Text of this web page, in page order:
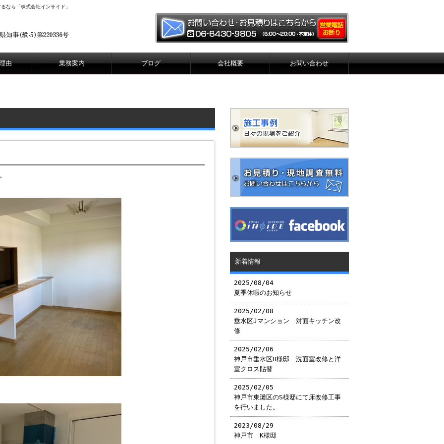
なら「株式会社インサイド」
由 業務案内 ブログ 会社概要 お問い合わせ
新着情報
2025/08/04
夏季休暇のお知らせ
2025/02/08
垂水区Jマンション 対面キッチン改
修
2025/02/06
神戸市垂水区H様邸 洗面室改修と洋
室クロス貼替
2025/02/05
神戸市東灘区のS様邸にて床改修工事
を行いました。
2023/08/29
神戸市 K様邸